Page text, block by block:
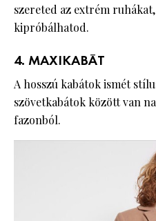
szereted az extrém
kipróbálhatod.
4. MAXIKABÁT
A hosszú kabátok ismét
szövetkabátok között van
fazonból.